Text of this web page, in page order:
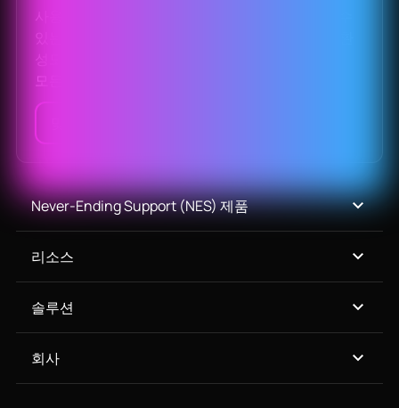
모든 제품 보기
Never-Ending Support (NES) 제품
리소스
솔루션
회사